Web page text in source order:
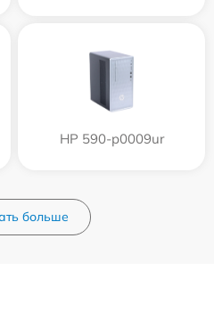
HP 590-p0009ur
больше